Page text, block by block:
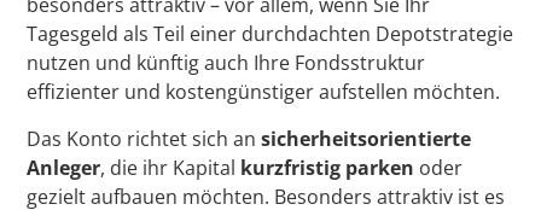
Tagesgeld als Teil einer durchdachten Depotstrategie
nutzen und künftig auch Ihre Fondsstruktur
effizienter und kostengünstiger aufstellen möchten.
Das Konto richtet sich ansicherheitsorientierte
Anleger, die ihr Kapital kurzfristig parken oder
gezieltaufbauen möchten. Besonders attraktiv ist es